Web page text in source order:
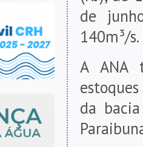
de
140m³/s.
A ANA
da